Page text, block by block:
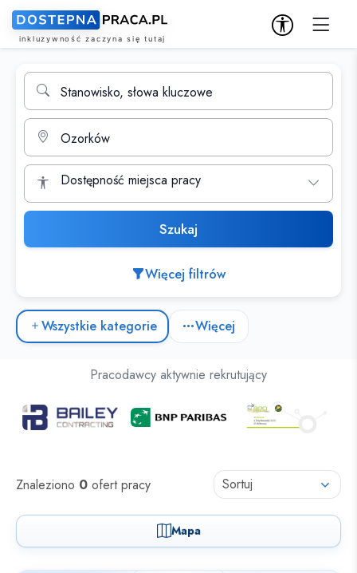
Wyszukiwarka ofert pracy
Stanowisko, słowa kluczowe
Miasto
Dostępność miejsca pracy
Szukaj
Więcej filtrów
Wszystkie kategorie
Więcej
Oferty pracy dla osób z niepełnosprawnościami
Pracodawcy aktywnie rekrutujący
Oferty pracy
Znaleziono 0 ofert pracy Sortuj
Mapa